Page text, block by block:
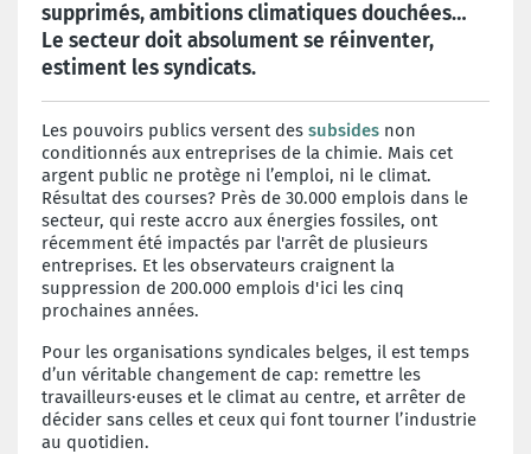
supprimés, ambitions climatiques douchées…
Le secteur doit absolument se réinventer,
estiment les syndicats.
Les pouvoirs publics versent des subsides non
conditionnés aux entreprises de la chimie. Mais cet
argent public ne protège ni l’emploi, ni le climat.
Résultat des courses? Près de 30.000 emplois dans le
secteur, qui reste accro aux énergies fossiles, ont
récemment été impactés par l'arrêt de plusieurs
entreprises. Et les observateurs craignent la
suppression de 200.000 emplois d'ici les cinq
prochaines années.
Pour les organisations syndicales belges, il est temps
d’un véritable changement de cap: remettre les
travailleurs·euses et le climat au centre, et arrêter de
décider sans celles et ceux qui font tourner l’industrie
au quotidien.